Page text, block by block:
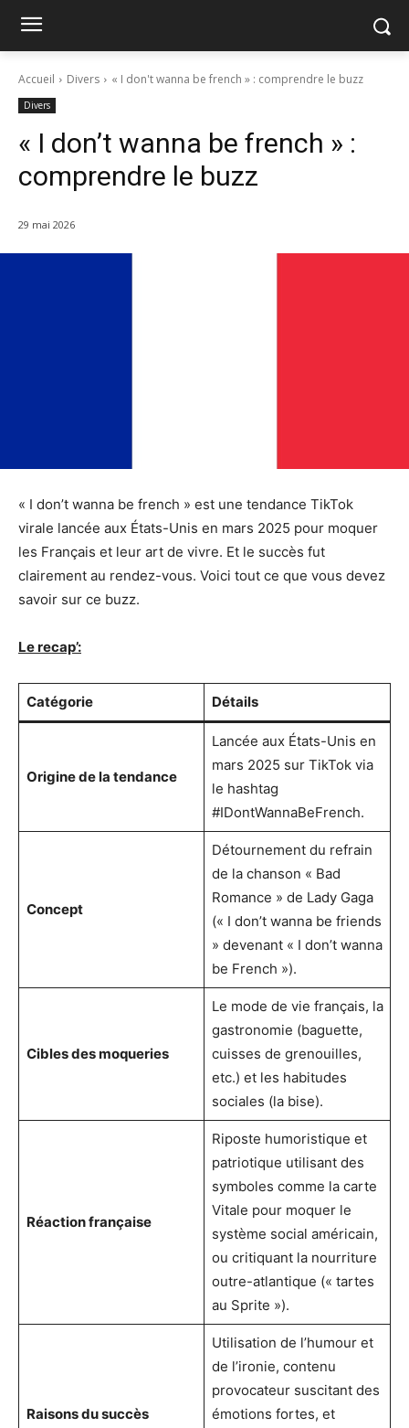
Accueil Divers « I don't wanna be french » : comprendre le buzz
Divers
« I don’t wanna be french » :
comprendre le buzz
29 mai 2026
« I don’t wanna be french » est une tendance TikTok
virale lancée aux États-Unis en mars 2025 pour moquer
les Français et leur art de vivre. Et le succès fut
clairement au rendez-vous. Voici tout ce que vous devez
savoir sur ce buzz.
Le recap’:
Catégorie Détails
Origine de la tendance
Lancée aux États-Unis en
mars 2025 sur TikTok via
le hashtag
#IDontWannaBeFrench.
Concept
Détournement du refrain
de la chanson « Bad
Romance » de Lady Gaga
(« I don’t wanna be friends
» devenant « I don’t wanna
be French »).
Cibles des moqueries
Le mode de vie français, la
gastronomie (baguette,
cuisses de grenouilles,
etc.) et les habitudes
sociales (la bise).
Réaction française
Riposte humoristique et
patriotique utilisant des
symboles comme la carte
Vitale pour moquer le
système social américain,
ou critiquant la nourriture
outre-atlantique (« tartes
au Sprite »).
Raisons du succès
Utilisation de l’humour et
de l’ironie, contenu
provocateur suscitant des
émotions fortes, et